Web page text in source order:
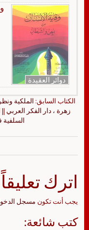
دوائر العقيدة
الكتاب السابق: الملكية
زهرة ، دار الفكر العربي ||
اترك تعليقاً
يجب أنت تكون مسجل
كتب شائعة: